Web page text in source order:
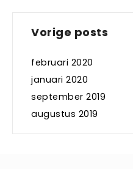
Vorige posts
februari 2020
januari 2020
september 2019
augustus 2019